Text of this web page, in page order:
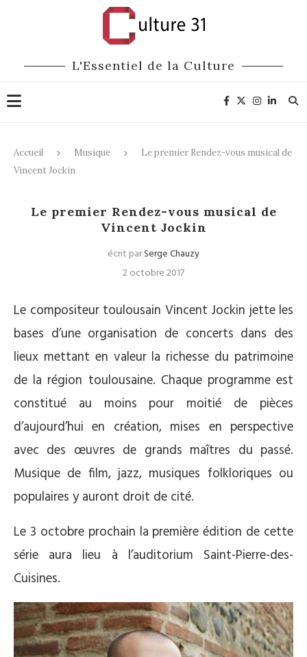
L'Essentiel de la Culture
Accueil Musique
Le premier Rendez-vous musical de
Vincent Jockin
Le premier Rendez-vous musical de
Vincent Jockin
écrit parSerge Chauzy
2 octobre 2017
Le compositeur toulousain Vincent Jockin jette les
bases d’une organisation de concerts dans des
lieux mettant en valeur la richesse du patrimoine
de la région toulousaine. Chaque programme est
constitué au moins pour moitié de pièces
d’aujourd’hui en création, mises en perspective
avec des œuvres de grands maîtres du passé.
Musique de film, jazz, musiques folkloriques ou
populaires y auront droit de cité.
Le 3 octobre prochain la première édition de cette
série aura lieu à l’auditorium Saint-Pierre-des-
Cuisines.